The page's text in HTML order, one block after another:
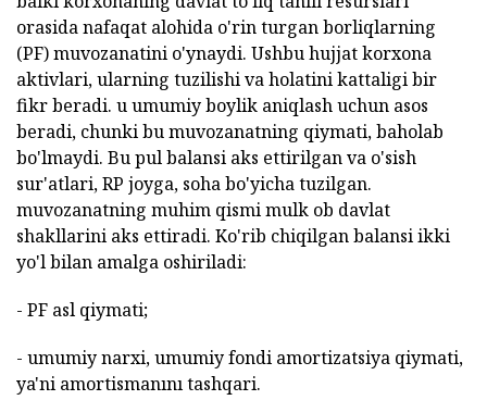
orasida nafaqat alohida o'rin turgan borliqlarning
(PF) muvozanatini o'ynaydi. Ushbu hujjat korxona
aktivlari, ularning tuzilishi va holatini kattaligi bir
fikr beradi. u umumiy boylik aniqlash uchun asos
beradi, chunki bu muvozanatning qiymati, baholab
bo'lmaydi. Bu pul balansi aks ettirilgan va o'sish
sur'atlari, RP joyga, soha bo'yicha tuzilgan.
muvozanatning muhim qismi mulk ob davlat
shakllarini aks ettiradi. Ko'rib chiqilgan balansi ikki
yo'l bilan amalga oshiriladi:
- PF asl qiymati;
- umumiy narxi, umumiy fondi amortizatsiya qiymati,
ya'ni amortismanını tashqari.